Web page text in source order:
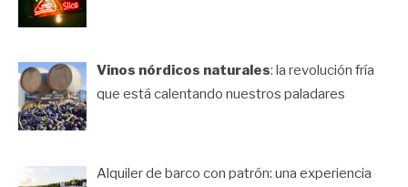
Vinos nórdicos naturales: la revolución fría
que está calentando nuestros paladares
Alquiler de barco con patrón: una experiencia